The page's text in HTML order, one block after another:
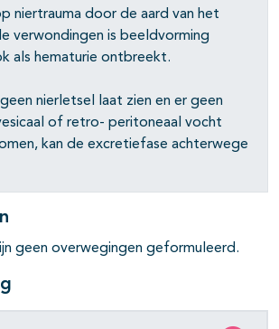
niertrauma door de aard van het
verwon­dingen is beeldvorming
als hematurie ontbreekt.
nierletsel laat zien en er geen
of retro- peritoneaal vocht
kan de excretiefase achterwege
geen overwegingen geformuleerd.